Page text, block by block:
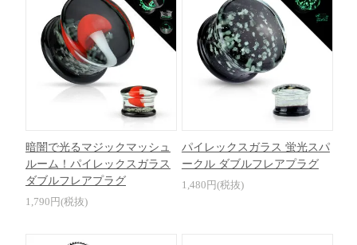
暗闇で光るマジックマッシュ
ルーム！パイレックスガラス
ダブルフレアプラグ
1,790円(税抜)
パイレックスガラス 蛍光スパ
ークル ダブルフレアプラグ
1,480円(税抜)